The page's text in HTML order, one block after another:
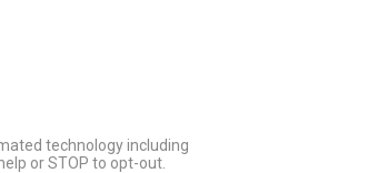
technology including
or STOP to opt-out.